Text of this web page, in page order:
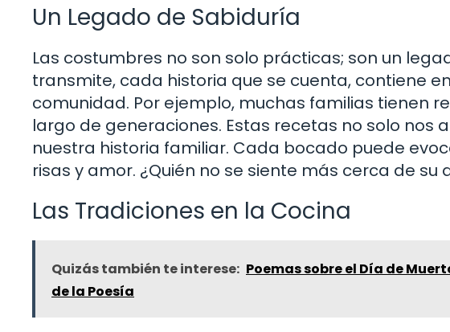
Un Legado de Sabiduría
Las costumbres no son solo prácticas; son un
transmite, cada historia que se cuenta, contiene
comunidad. Por ejemplo, muchas familias tienen
largo de generaciones. Estas recetas no solo nos
nuestra historia familiar. Cada bocado puede
risas y amor. ¿Quién no se siente más cerca de
Las Tradiciones en la Cocina
Quizás también te interese: Poemas sobre el Día de
de la Poesía